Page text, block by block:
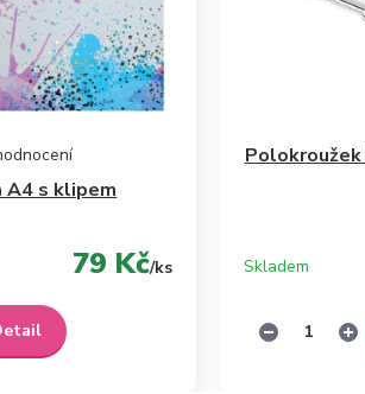
A4 s klipem
79 Kč/ks Skladem